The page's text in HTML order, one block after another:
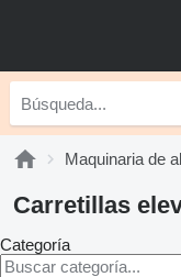
Maquinaria de
Carretillas
Categoría